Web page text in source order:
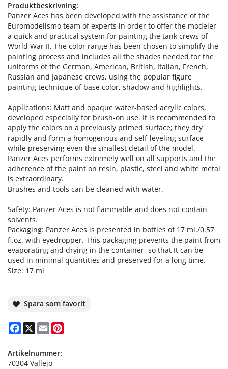
Produktbeskrivning:
Panzer Aces has been developed with the assistance of the
Euromodelismo team of experts in order to offer the modeler
a quick and practical system for painting the tank crews of
World War II. The color range has been chosen to simplify the
painting process and includes all the shades needed for the
uniforms of the German, American, British, Italian, French,
Russian and Japanese crews, using the popular figure
painting technique of base color, shadow and highlights.
Applications: Matt and opaque water-based acrylic colors,
developed especially for brush-on use. It is recommended to
apply the colors on a previously primed surface; they dry
rapidly and form a homogenous and self-leveling surface
while preserving even the smallest detail of the model.
Panzer Aces performs extremely well on all supports and the
adherence of the paint on resin, plastic, steel and white metal
is extraordinary.
Brushes and tools can be cleaned with water.
Safety: Panzer Aces is not flammable and does not contain
solvents.
Packaging: Panzer Aces is presented in bottles of 17 ml./0.57
fl.oz. with eyedropper. This packaging prevents the paint from
evaporating and drying in the container, so that It can be
used in minimal quantities and preserved for a long time.
Size: 17 ml
Spara som favorit
Facebook
X Email
Artikelnummer:
70304 Vallejo